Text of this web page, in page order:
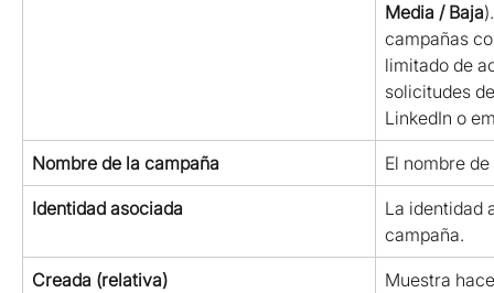
Media / Baja
campañas
limitado de
solicitudes
LinkedIn o
Nombre de la campaña El nombre
Identidad asociada
La identidad
campaña.
Creada (relativa)
Muestra